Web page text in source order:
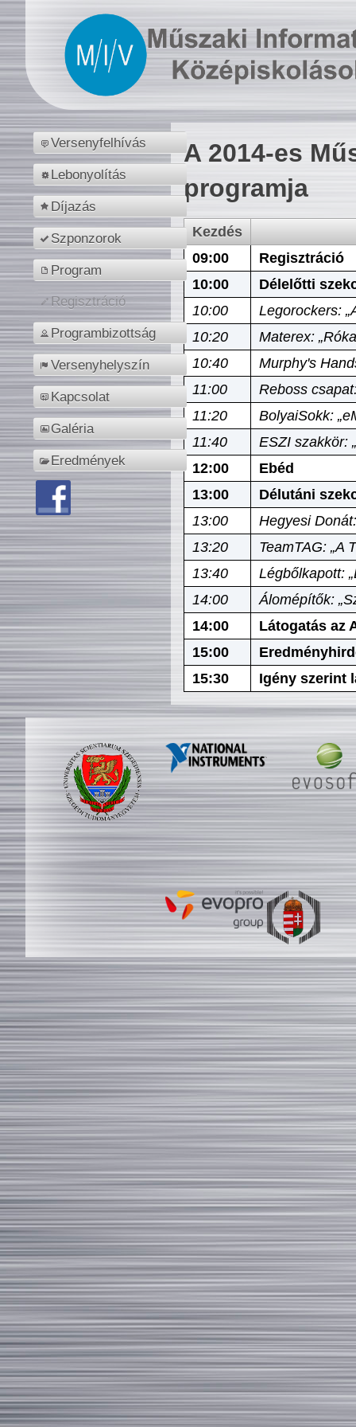
Versenyfelhívás
Lebonyolítás
Díjazás
Szponzorok
Program
Regisztráció
Programbizottság
Versenyhelyszín
Kapcsolat
Galéria
Eredmények
A 2014-es
programja
Kezdés
09:00
Regisztráció
10:00
Délelőtti
10:00
Legorockers:
10:20
Materex:
10:40
Murphy's
11:00
Reboss
11:20
BolyaiSokk:
11:40
ESZI szakkör:
12:00
Ebéd
13:00
Délutáni
13:00
Hegyesi
13:20
TeamTAG: „A
13:40
Légbőlkapott:
14:00
Álomépítők:
14:00
Látogatás az
15:00
15:30
Igény szerint